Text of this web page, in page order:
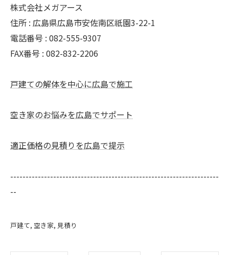
株式会社メガアース
住所 : 広島県広島市安佐南区祇園3-22-1
電話番号 : 082-555-9307
FAX番号 : 082-832-2206
戸建ての解体を中心に広島で施工
空き家のお悩みを広島でサポート
適正価格の見積りを広島で提示
--------------------------------------------------------------------
--
戸建て 空き家 見積り